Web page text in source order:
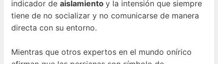
indicador de aislamiento y la intensión que siempre
tiene de no socializar y no comunicarse de manera
directa con su entorno.
Mientras que otros expertos en el mundo onírico